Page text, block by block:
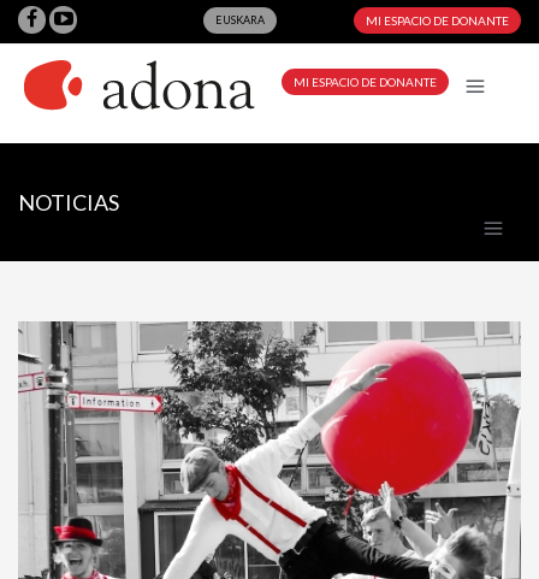
EUSKARA MI ESPACIO DE DONANTE
MI ESPACIO DE DONANTE
NOTICIAS